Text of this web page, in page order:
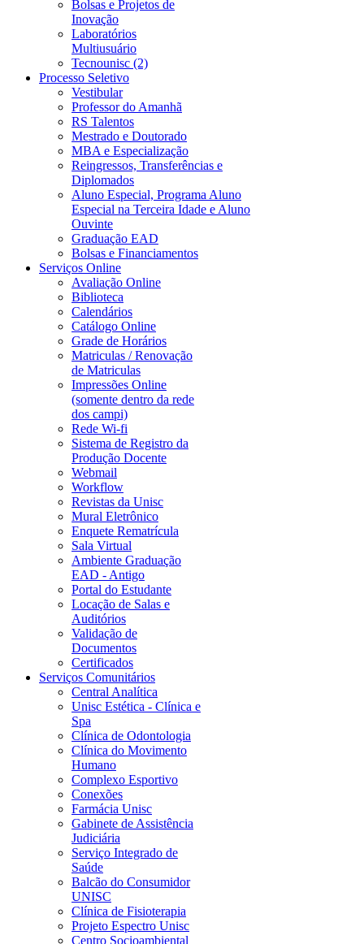
Bolsas e Projetos de
Inovação
Laboratórios
Multiusuário
Tecnounisc (2)
Processo Seletivo
Vestibular
Professor do Amanhã
RS Talentos
Mestrado e Doutorado
MBA e Especialização
Reingressos, Transferências e
Diplomados
Aluno Especial, Programa Aluno
Especial na Terceira Idade e Aluno
Ouvinte
Graduação EAD
Bolsas e Financiamentos
Serviços Online
Avaliação Online
Biblioteca
Calendários
Catálogo Online
Grade de Horários
Matriculas / Renovação
de Matriculas
Impressões Online
(somente dentro da rede
dos campi)
Rede Wi-fi
Sistema de Registro da
Produção Docente
Webmail
Workflow
Revistas da Unisc
Mural Eletrônico
Enquete Rematrícula
Sala Virtual
Ambiente Graduação
EAD - Antigo
Portal do Estudante
Locação de Salas e
Auditórios
Validação de
Documentos
Certificados
Serviços Comunitários
Central Analítica
Unisc Estética - Clínica e
Spa
Clínica de Odontologia
Clínica do Movimento
Humano
Complexo Esportivo
Conexões
Farmácia Unisc
Gabinete de Assistência
Judiciária
Serviço Integrado de
Saúde
Balcão do Consumidor
UNISC
Clínica de Fisioterapia
Projeto Espectro Unisc
Centro Socioambiental